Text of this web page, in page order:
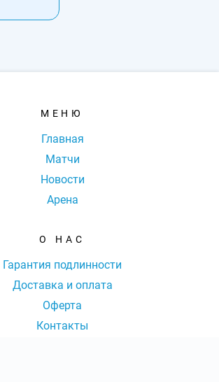
МЕНЮ
Главная
Матчи
Новости
Арена
О НАС
Гарантия подлинности
Доставка и оплата
Оферта
Контакты